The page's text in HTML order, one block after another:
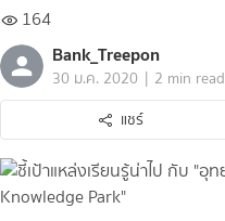
164
Bank_Treepon
30 ม.ค. 2020 | 2 min read
แชร์